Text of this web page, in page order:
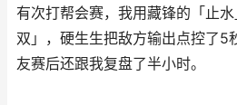
有次打帮会赛，我用藏锋的「止
双」，硬生生把敌方输出点控了5
友赛后还跟我复盘了半小时。